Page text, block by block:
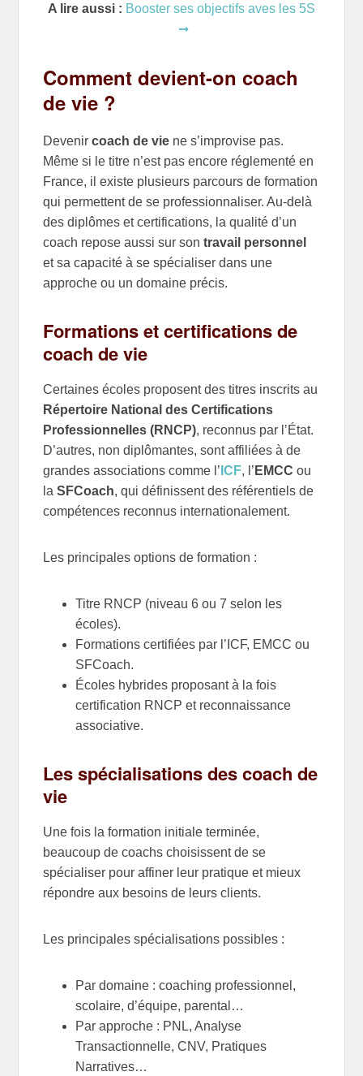
A lire aussi : Booster ses objectifs aves les 5S
Comment devient-on coach
de vie ?
Devenircoach de vie ne s’improvise pas.
Même si le titre n’est pas encore réglementé en
France, il existe plusieurs parcours de formation
qui permettent de se professionnaliser. Au-delà
des diplômes et certifications, la qualité d’un
coach repose aussi sur sontravail personnel
et sa capacité à se spécialiser dans une
approche ou un domaine précis.
Formations et certifications de
coach de vie
Certaines écoles proposent des titres inscrits au
Répertoire National des Certifications
Professionnelles (RNCP), reconnus par l’État.
D’autres, non diplômantes, sont affiliées à de
grandes associations comme l’ ICF, l’ EMCC ou
laSFCoach, qui définissent des référentiels de
compétences reconnus internationalement.
Les principales options de formation :
Titre RNCP (niveau 6 ou 7 selon les
écoles).
Formations certifiées par l’ICF, EMCC ou
SFCoach.
Écoles hybrides proposant à la fois
certification RNCP et reconnaissance
associative.
Les spécialisations des coach de
vie
Une fois la formation initiale terminée,
beaucoup de coachs choisissent de se
spécialiser pour affiner leur pratique et mieux
répondre aux besoins de leurs clients.
Les principales spécialisations possibles :
Par domaine : coaching professionnel,
scolaire, d’équipe, parental…
Par approche : PNL, Analyse
Transactionnelle, CNV, Pratiques
Narratives…